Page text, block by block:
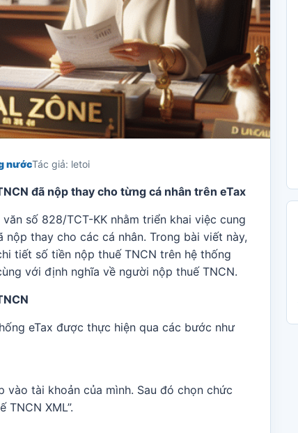
nướcTác giả: letoi
đã nộp thay cho từng cá nhân trên eTax
số 828/TCT-KK nhằm triển khai việc cung
thay cho các cá nhân. Trong bài viết này,
tiết số tiền nộp thuế TNCN trên hệ thống
với định nghĩa về người nộp thuế TNCN.
eTax được thực hiện qua các bước như
vào tài khoản của mình. Sau đó chọn chức
TNCN XML”.